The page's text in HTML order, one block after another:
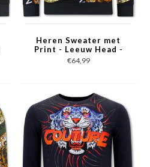
Heren Sweater met
Print - Leeuw Head -
3727 - Zwart
€64,99